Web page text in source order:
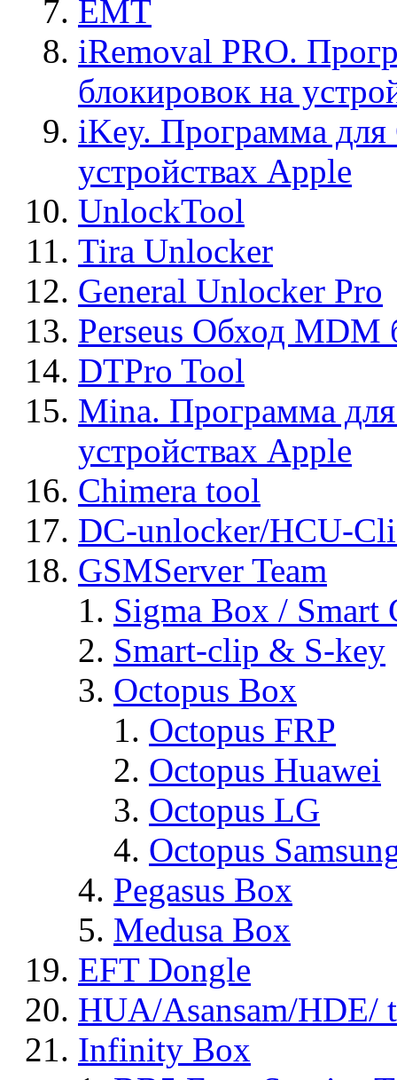
EMT
iRemoval PRO.
блокировок на
iKey. Программа для
устройствах Apple
UnlockTool
Tira Unlocker
General Unlocker Pro
Perseus Обход MDM
DTPro Tool
Mina. Программа
устройствах Apple
Chimera tool
DC-unlocker/HCU-
GSMServer Team
Sigma Box / Smart
Smart-clip & S-key
Octopus Box
Octopus FRP
Octopus Huawei
Octopus LG
Octopus
Pegasus Box
Medusa Box
EFT Dongle
HUA/Asansam/HDE/
Infinity Box